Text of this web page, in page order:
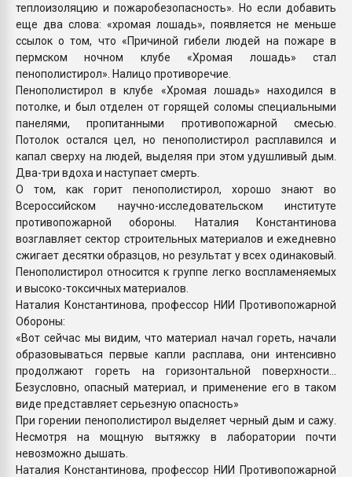
теплоизоляцию и пожаробезопасность». Но если добавить
еще два слова: «хромая лошадь», появляется не меньше
ссылок о том, что «Причиной гибели людей на пожаре в
пермском ночном клубе «Хромая лошадь» стал
пенополистирол». Налицо противоречие.
Пенополистирол в клубе «Хромая лошадь» находился в
потолке, и был отделен от горящей соломы специальными
панелями, пропитанными противопожарной смесью.
Потолок остался цел, но пенополистирол расплавился и
капал сверху на людей, выделяя при этом удушливый дым.
Два-три вдоха и наступает смерть.
О том, как горит пенополистирол, хорошо знают во
Всероссийском научно-исследовательском институте
противопожарной обороны. Наталия Константинова
возглавляет сектор строительных материалов и ежедневно
сжигает десятки образцов, но результат у всех одинаковый.
Пенополистирол относится к группе легко воспламеняемых
и высоко-токсичных материалов.
Наталия Константинова, профессор НИИ Противопожарной
Обороны:
«Вот сейчас мы видим, что материал начал гореть, начали
образовываться первые капли расплава, они интенсивно
продолжают гореть на горизонтальной поверхности…
Безусловно, опасный материал, и применение его в таком
виде представляет серьезную опасность»
При горении пенополистирол выделяет черный дым и сажу.
Несмотря на мощную вытяжку в лаборатории почти
невозможно дышать.
Наталия Константинова, профессор НИИ Противопожарной